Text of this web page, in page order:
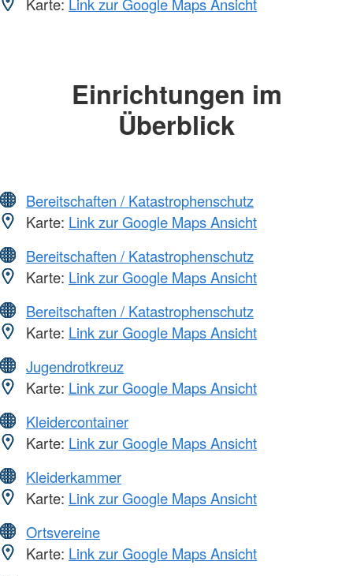
Einrichtungen im
Überblick
Bereitschaften / Katastrophenschutz
Karte: Link zur Google Maps Ansicht
Bereitschaften / Katastrophenschutz
Karte: Link zur Google Maps Ansicht
Bereitschaften / Katastrophenschutz
Karte: Link zur Google Maps Ansicht
Jugendrotkreuz
Karte: Link zur Google Maps Ansicht
Kleidercontainer
Karte: Link zur Google Maps Ansicht
Kleiderkammer
Karte: Link zur Google Maps Ansicht
Ortsvereine
Karte: Link zur Google Maps Ansicht